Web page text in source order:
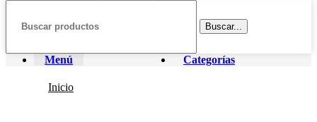
Buscar...
Menú Categorías
Inicio